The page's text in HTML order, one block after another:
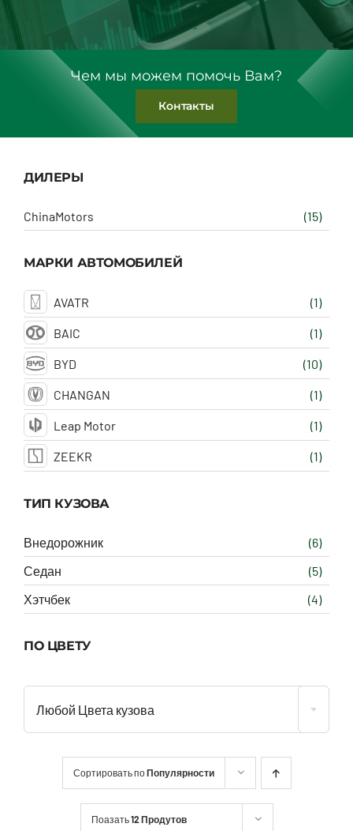
Чем мы можем помочь Вам?
Контакты
ДИЛЕРЫ
ChinaMotors (15)
МАРКИ АВТОМОБИЛЕЙ
AVATR (1)
BAIC (1)
BYD (10)
CHANGAN (1)
Leap Motor (1)
ZEEKR (1)
ТИП КУЗОВА
Внедорожник
(6)
Седан
(5)
Хэтчбек
(4)
ПО ЦВЕТУ
Любой Цвета кузова
Сортировать поПопулярности
Поазать12 Продутов